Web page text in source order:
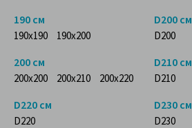
190 см
190x190 190x200
D200 см
D200
200 см
200x200 200x210 200x220
D210 см
D210
D220 см
D220
D230 см
D230